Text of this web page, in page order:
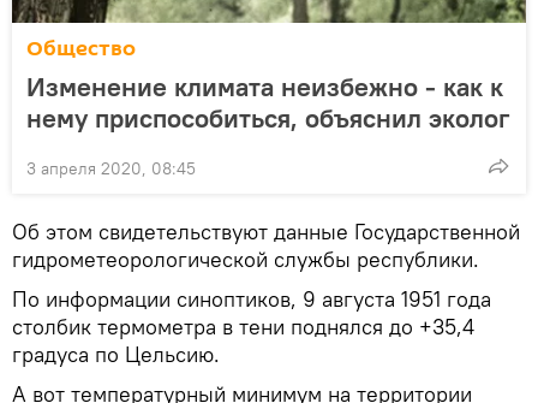
Общество
Изменение климата неизбежно - как к
нему приспособиться, объяснил эколог
3 апреля 2020, 08:45
Об этом свидетельствуют данные Государственной
гидрометеорологической службы республики.
По информации синоптиков, 9 августа 1951 года
столбик термометра в тени поднялся до +35,4
градуса по Цельсию.
А вот температурный минимум на территории